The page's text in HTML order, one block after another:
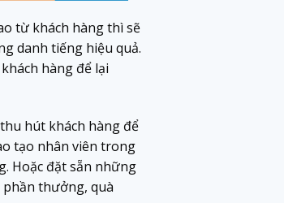
từ khách hàng thì sẽ
danh tiếng hiệu quả.
hàng để lại
hút khách hàng để
tạo nhân viên trong
Hoặc đặt sẵn những
phần thưởng, quà